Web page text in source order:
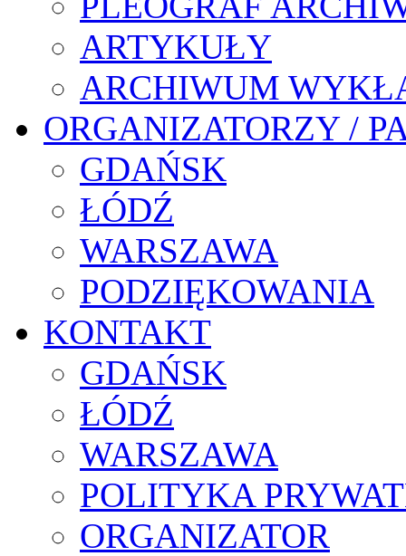
ARTYKUŁY
ARCHIWUM
ORGANIZATORZY /
GDAŃSK
ŁÓDŹ
WARSZAWA
PODZIĘKOWANIA
KONTAKT
GDAŃSK
ŁÓDŹ
WARSZAWA
POLITYKA
ORGANIZATOR